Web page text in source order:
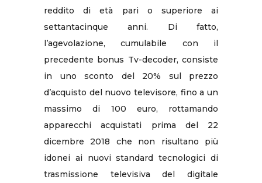
reddito di età pari o superiore ai
settantacinque anni. Di fatto,
l’agevolazione, cumulabile con il
precedente bonus Tv-decoder, consiste
in uno sconto del 20% sul prezzo
d’acquisto del nuovo televisore, fino a un
massimo di 100 euro, rottamando
apparecchi acquistati prima del 22
dicembre 2018 che non risultano più
idonei ai nuovi standard tecnologici di
trasmissione televisiva del digitale